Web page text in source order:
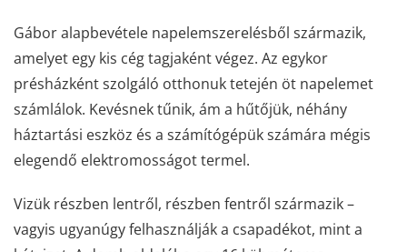
Gábor alapbevétele napelemszerelésből származik,
amelyet egy kis cég tagjaként végez. Az egykor
présházként szolgáló otthonuk tetején öt napelemet
számlálok. Kevésnek tűnik, ám a hűtőjük, néhány
háztartási eszköz és a számítógépük számára mégis
elegendő elektromosságot termel.
Vizük részben lentről, részben fentről származik –
vagyis ugyanúgy felhasználják a csapadékot, mint a